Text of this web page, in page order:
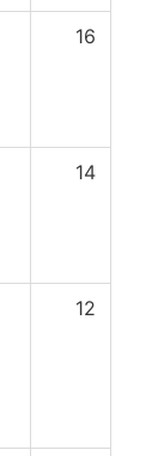
16
14
12